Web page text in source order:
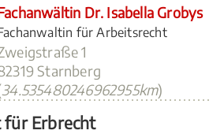
Dr. Isabella Grobys
für Arbeitsrecht
1
Starnberg
34.535480246962955km)
für Erbrecht